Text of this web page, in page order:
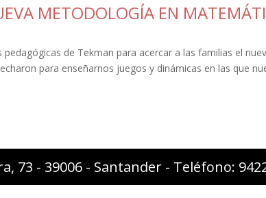
METODOLOGÍA EN
de Tekman para acercar a las familias el
para enseñarnos juegos y dinámicas en las que
73 - 39006 - Santander - Teléfono: